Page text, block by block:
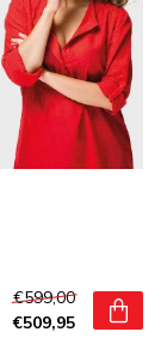
€599,00
€509,95